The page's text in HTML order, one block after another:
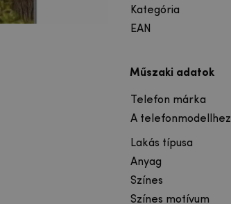
Kategória
EAN
Műszaki adatok
Telefon márka
A telefonmodellhez
Lakás típusa
Anyag
Színes
Színes motívum